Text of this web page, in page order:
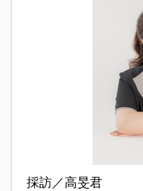
採訪／高旻君